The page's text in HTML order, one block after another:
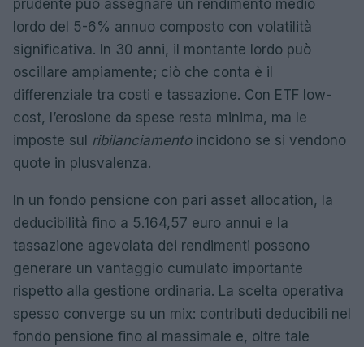
prudente può assegnare un rendimento medio
lordo del 5-6% annuo composto con volatilità
significativa. In 30 anni, il montante lordo può
oscillare ampiamente; ciò che conta è il
differenziale tra costi e tassazione. Con ETF low-
cost, l’erosione da spese resta minima, ma le
imposte sul ribilanciamentoincidono se si vendono
quote in plusvalenza.
In un fondo pensione con pari asset allocation, la
deducibilità fino a 5.164,57 euro annui e la
tassazione agevolata dei rendimenti possono
generare un vantaggio cumulato importante
rispetto alla gestione ordinaria. La scelta operativa
spesso converge su un mix: contributi deducibili nel
fondo pensione fino al massimale e, oltre tale